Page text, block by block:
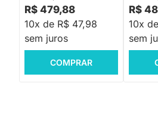
R$ 479,88
10x de R$ 47,98
sem juros
COMPRAR
R$
10x
sem